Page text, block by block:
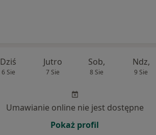
Dziś
6 Sie
Jutro
7 Sie
Sob,
8 Sie
Ndz,
9 Sie
Umawianie online nie jest dostępne
Pokaż profil